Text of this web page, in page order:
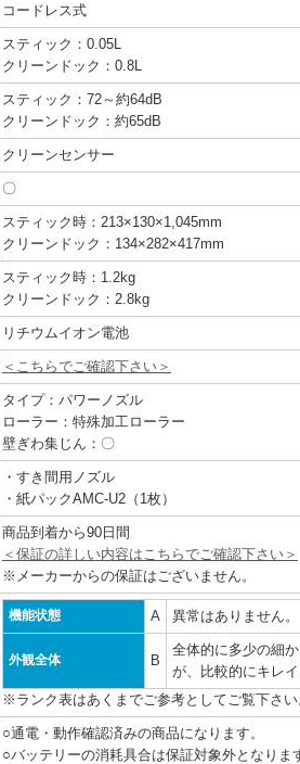
コードレス式
スティック：0.05L
クリーンドック：0.8L
スティック：72～約64dB
クリーンドック：約65dB
クリーンセンサー
〇
スティック時：213×130×1,045mm
クリーンドック：134×282×417mm
スティック時：1.2kg
クリーンドック：2.8kg
リチウムイオン電池
＜こちらでご確認下さい＞
タイプ：パワーノズル
ローラー：特殊加工ローラー
壁ぎわ集じん：〇
・すき間用ノズル
・紙パックAMC-U2（1枚）
商品到着から90日間
＜保証の詳しい内容はこちらでご確認下さい＞
※メーカーからの保証はございません。
機能状態 A 異常はありません。
外観全体 B
全体的に多少の細
が、比較的にキレ
※ランク表はあくまでご参考としてご覧下さい
○通電・動作確認済みの商品になります。
○バッテリーの消耗具合は保証対象外となりま